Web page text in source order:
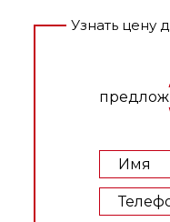
Узнать цену